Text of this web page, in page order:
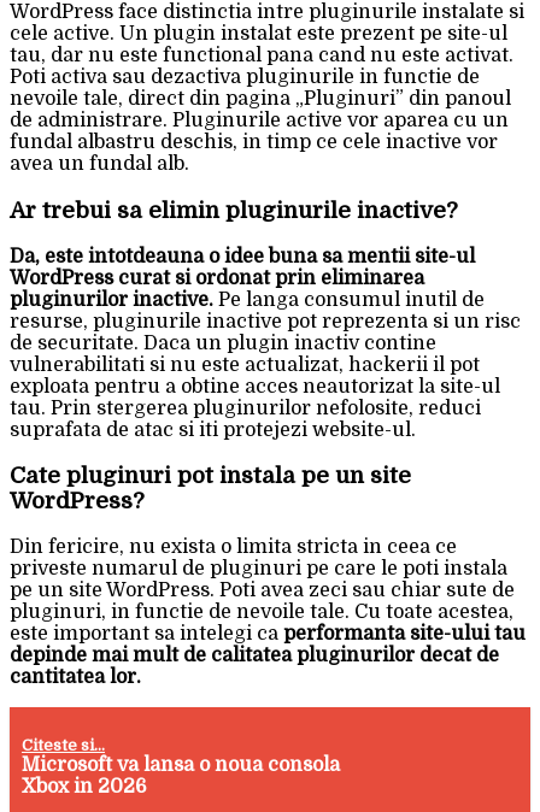
WordPress face distinctia intre pluginurile instalate si
cele active. Un plugin instalat este prezent pe site-ul
tau, dar nu este functional pana cand nu este activat.
Poti activa sau dezactiva pluginurile in functie de
nevoile tale, direct din pagina „Pluginuri” din panoul
de administrare. Pluginurile active vor aparea cu un
fundal albastru deschis, in timp ce cele inactive vor
avea un fundal alb.
Ar trebui sa elimin pluginurile inactive?
Da, este intotdeauna o idee buna sa mentii site-ul
WordPress curat si ordonat prin eliminarea
pluginurilor inactive. Pe langa consumul inutil de
resurse, pluginurile inactive pot reprezenta si un risc
de securitate. Daca un plugin inactiv contine
vulnerabilitati si nu este actualizat, hackerii il pot
exploata pentru a obtine acces neautorizat la site-ul
tau. Prin stergerea pluginurilor nefolosite, reduci
suprafata de atac si iti protejezi website-ul.
Cate pluginuri pot instala pe un site
WordPress?
Din fericire, nu exista o limita stricta in ceea ce
priveste numarul de pluginuri pe care le poti instala
pe un site WordPress. Poti avea zeci sau chiar sute de
pluginuri, in functie de nevoile tale. Cu toate acestea,
este important sa intelegi ca performanta site-ului tau
depinde mai mult de calitatea pluginurilor decat de
cantitatea lor.
Citeste si...
Microsoft va lansa o noua consola
Xbox in 2026